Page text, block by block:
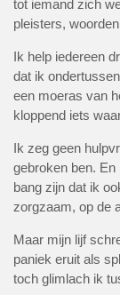
tot iemand zich
pleisters,
Ik help iedereen
dat ik
een moeras van
kloppend iets
Ik zeg geen
gebroken ben.
bang zijn dat ik
zorgzaam, op de
Maar mijn lijf
paniek eruit als
toch glimlach ik